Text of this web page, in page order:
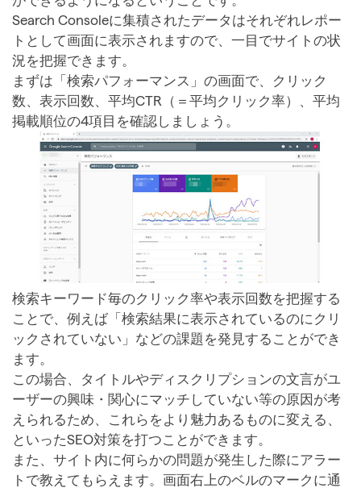
Search Consoleに集積されたデータはそれぞれレポー
トとして画面に表示されますので、一目でサイトの状
況を把握できます。
まずは「検索パフォーマンス」の画面で、クリック
数、表示回数、平均CTR（＝平均クリック率）、平均
掲載順位の4項目を確認しましょう。
検索キーワード毎のクリック率や表示回数を把握する
ことで、例えば「検索結果に表示されているのにクリ
ックされていない」などの課題を発見することができ
ます。
この場合、タイトルやディスクリプションの文言がユ
ーザーの興味・関心にマッチしていない等の原因が考
えられるため、これらをより魅力あるものに変える、
といったSEO対策を打つことができます。
また、サイト内に何らかの問題が発生した際にアラー
トで教えてもらえます。画面右上のベルのマークに通